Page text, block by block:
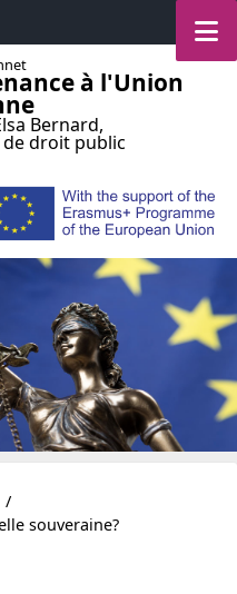
à l'Union
Bernard,
droit public
/
souveraine?